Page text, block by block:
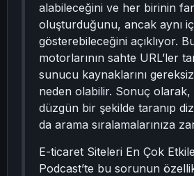
alabileceğini ve her birinin
oluşturduğunu, ancak aynı
gösterebileceğini açıklıyor.
motorlarının sahte URL’ler
sunucu kaynaklarını
neden olabilir. Sonuç olarak,
düzgün bir şekilde taranıp
da arama sıralamalarınıza
E-ticaret Siteleri En Çok
Podcast’te bu sorunun